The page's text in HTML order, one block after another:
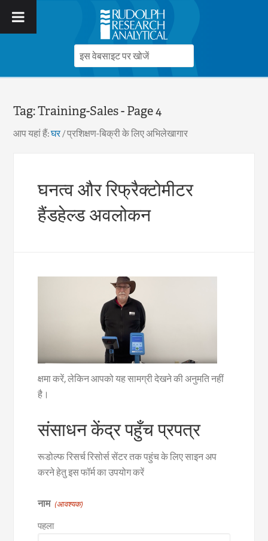
Tag:Training-Sales- Page 4
आप यहां हैं:घर/प्रशिक्षण-बिक्री के लिए अभिलेखागार
घनत्व और रिफ्रैक्टोमीटर
हैंडहेल्ड अवलोकन
क्षमा करें, लेकिन आपको यह सामग्री देखने की अनुमति नहीं
है।
संसाधन केंद्र पहुँच प्रपत्र
रूडोल्फ रिसर्च रिसोर्स सेंटर तक पहुंच के लिए साइन अप
करने हेतु इस फॉर्म का उपयोग करें
नाम (आवश्यक)
पहला